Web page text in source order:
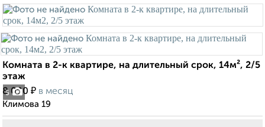
5
Комната в 2-к квартире, на длительный срок, 14м², 2/5
этаж
8 000 ₽ в месяц
Климова 19